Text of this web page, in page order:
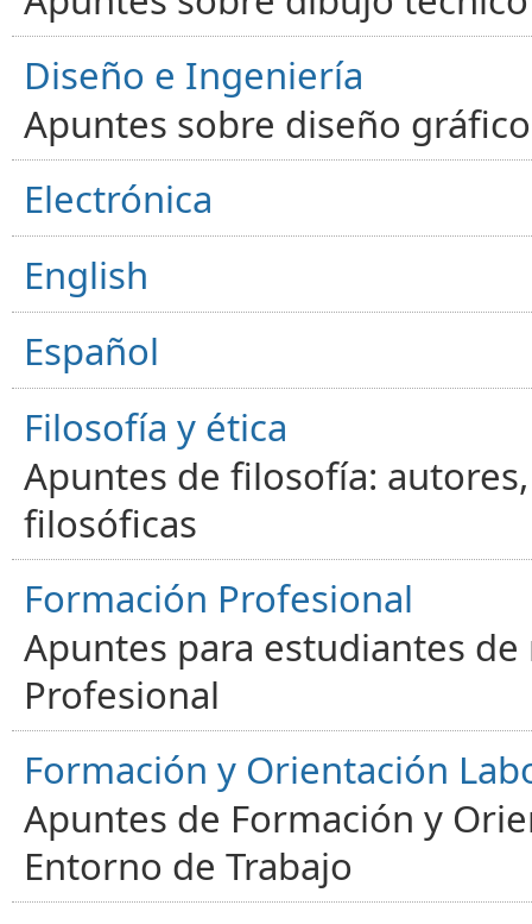
Diseño e Ingeniería
Apuntes sobre diseño
Electrónica
English
Español
Filosofía y ética
Apuntes de filosofía:
filosóficas
Formación Profesional
Apuntes para estudiantes
Profesional
Formación y Orientación
Apuntes de Formación y
Entorno de Trabajo